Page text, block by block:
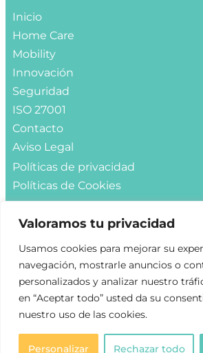
Valoramos tu privacidad
Usamos cookies para mejorar su
navegación, mostrarle anuncios o
personalizados y analizar nuestro
en “Aceptar todo” usted da su
nuestro uso de las cookies.
Personalizar Rechazar todo
Inicio
Home Care
Mobility
Innovación
Seguridad
ISO 27001
Contacto
Aviso Legal
Políticas de privacidad
Políticas de Cookies
Contacto
Info@hmmglobal.com
Solicitar demo